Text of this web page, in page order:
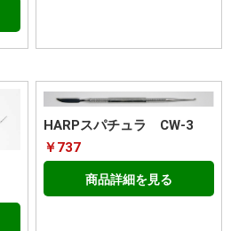
HARPスパチュラ CW-3
￥737
商品詳細を見る